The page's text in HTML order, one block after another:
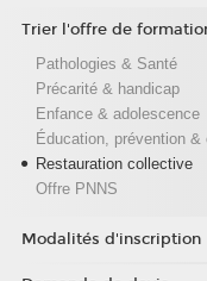
Trier l'offre de
Pathologies & Santé
Précarité & handicap
Enfance & adolescence
Éducation, prévention
Restauration collective
Offre PNNS
Modalités d'inscription